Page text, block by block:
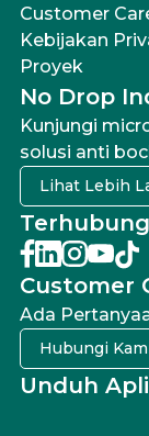
Customer
Kebijakan
Proyek
No Drop
Kunjungi
solusi anti
Lihat Lebih
Customer
Ada
Hubungi
Unduh